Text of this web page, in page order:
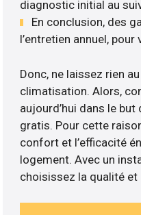
diagnostic initial au
En conclusion, des
l’entretien annuel,
Donc, ne laissez rien
climatisation. Alors,
aujourd’hui dans le but
gratis. Pour cette
confort et l’efficacité
logement. Avec un
choisissez la qualité et